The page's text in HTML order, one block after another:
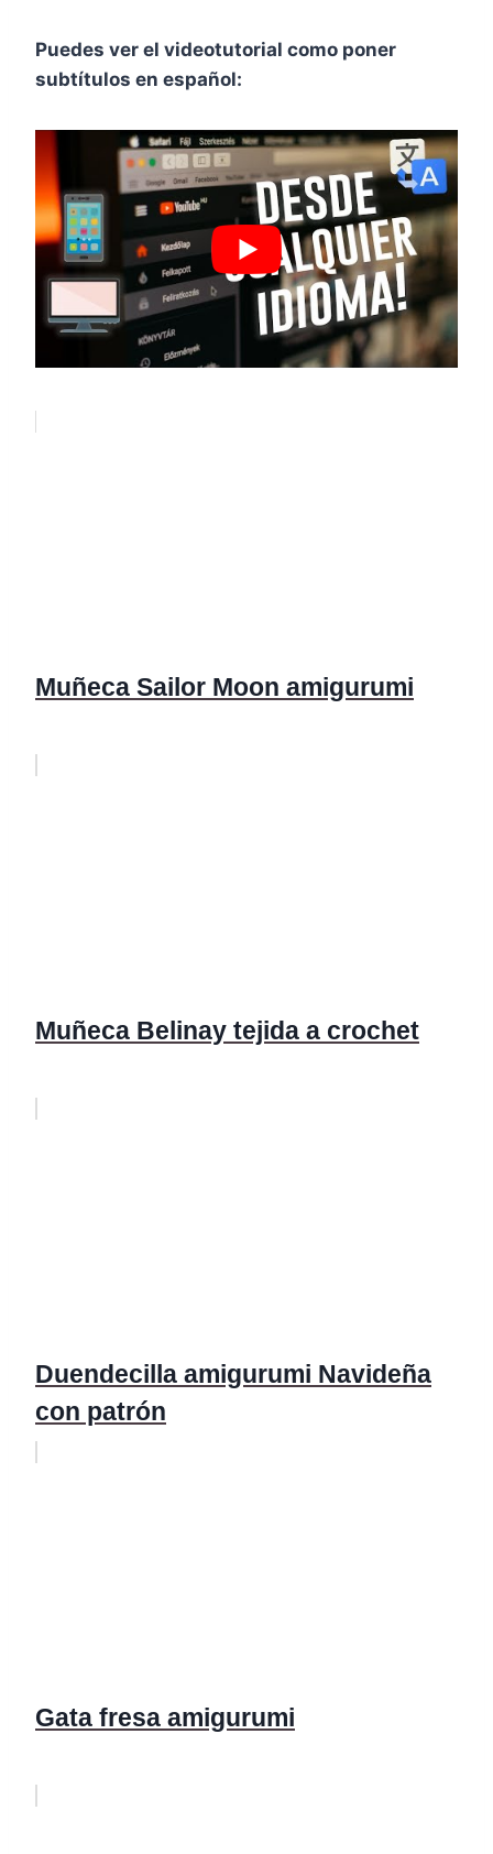
Puedes ver el videotutorial como poner
subtítulos en español:
Muñeca Sailor Moon amigurumi
Muñeca Belinay tejida a crochet
Duendecilla amigurumi Navideña
con patrón
Gata fresa amigurumi